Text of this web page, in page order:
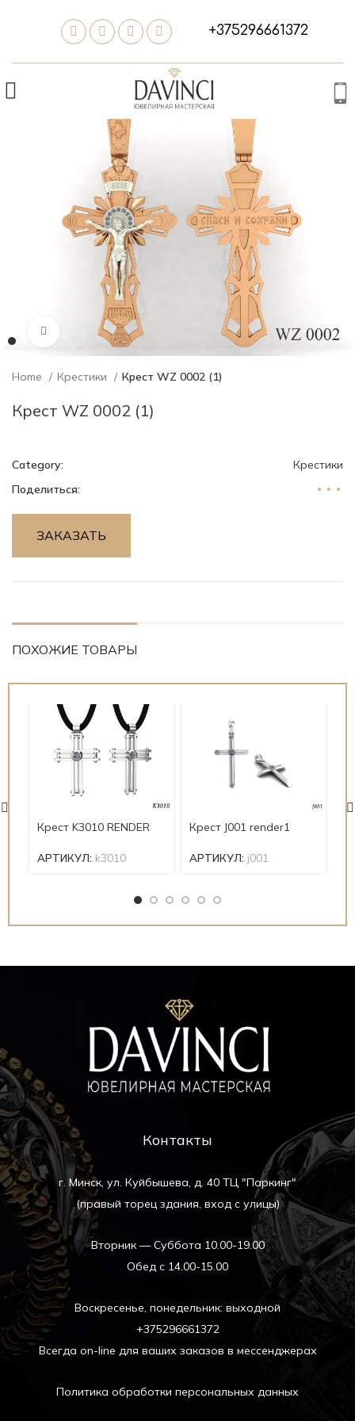
+375296661372
Нажмите, чтобы увеличить изображение
Home Крестики Крест WZ 0002 (1)
Крест WZ 0002 (1)
Category:
Крестики
Поделиться:
ЗАКАЗАТЬ
ПОХОЖИЕ ТОВАРЫ
Крест K3010 RENDER
АРТИКУЛ: k3010
Крест J001 render1
АРТИКУЛ: j001
Контакты
г. Минск, ул. Куйбышева, д. 40 ТЦ "Паркинг"
(правый торец здания, вход с улицы)
Вторник — Суббота 10.00-19.00
Обед с 14.00-15.00
Воскресенье, понедельник: выходной
+375296661372
Всегда on-line для ваших заказов в мессенджерах
Политика обработки персональных данных